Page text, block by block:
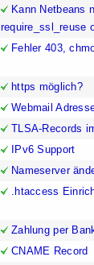
Kann Netbeans
require_ssl_reuse
Fehler 403,
https möglich?
Webmail
TLSA-Records
IPv6 Support
Nameserver
.htaccess
Zahlung per
CNAME Record